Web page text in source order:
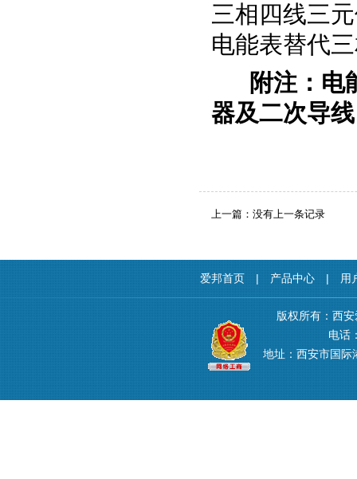
三相四线三
电能表替代
附注：电
器及二次导
上一篇：没有上一条记录
爱邦首页 | 产品中心 | 用
版权所有：西
电话
地址：西安市国际